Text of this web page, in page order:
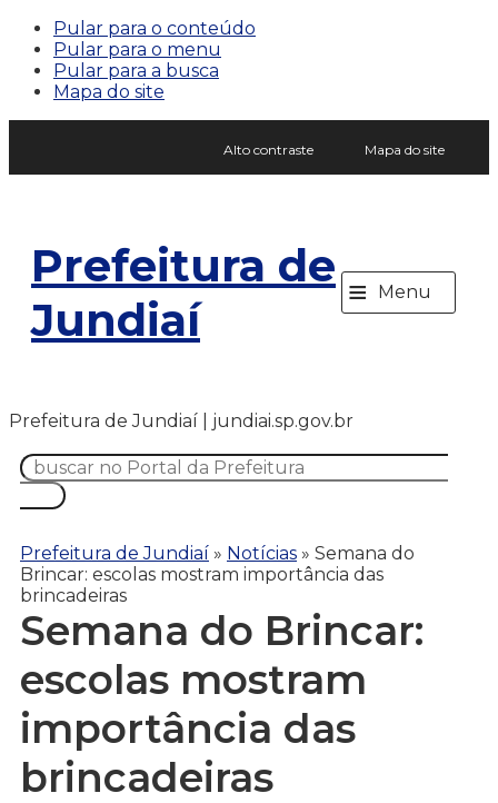
Pular para o conteúdo
Pular para o menu
Pular para a busca
Mapa do site
Alto contraste Mapa do site
Prefeitura de
Jundiaí
≡ Menu
Prefeitura de Jundiaí | jundiai.sp.gov.br
Prefeitura de Jundiaí » Notícias » Semana do
Brincar: escolas mostram importância das
brincadeiras
Semana do Brincar:
escolas mostram
importância das
brincadeiras